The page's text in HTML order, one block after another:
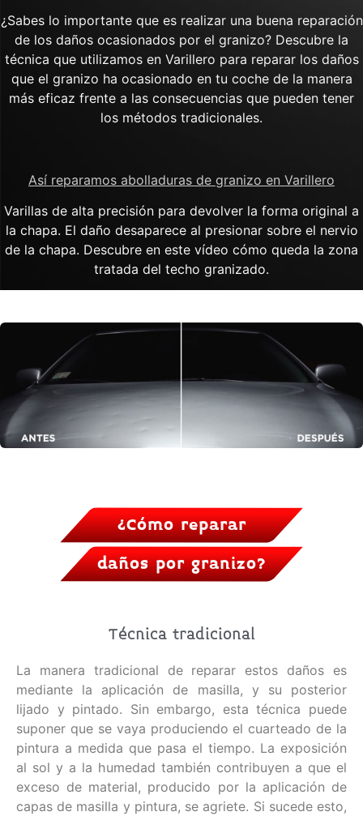
¿Sabes lo importante que es realizar una buena reparación
de los daños ocasionados por el granizo? Descubre la
técnica que utilizamos en Varillero para reparar los daños
que el granizo ha ocasionado en tu coche de la manera
más eficaz frente a las consecuencias que pueden tener
los métodos tradicionales.
Así reparamos abolladuras de granizo en Varillero
Varillas de alta precisión para devolver la forma original a
la chapa. El daño desaparece al presionar sobre el nervio
de la chapa. Descubre en este vídeo cómo queda la zona
tratada del techo granizado.
¿Cómo reparar
daños por granizo?
Técnica tradicional
La manera tradicional de reparar estos daños es
mediante la aplicación de masilla, y su posterior
lijado y pintado. Sin embargo, esta técnica puede
suponer que se vaya produciendo el cuarteado de la
pintura a medida que pasa el tiempo. La exposición
al sol y a la humedad también contribuyen a que el
exceso de material, producido por la aplicación de
capas de masilla y pintura, se agriete. Si sucede esto,